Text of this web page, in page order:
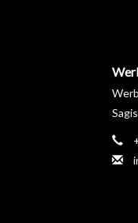
façon de procéder et